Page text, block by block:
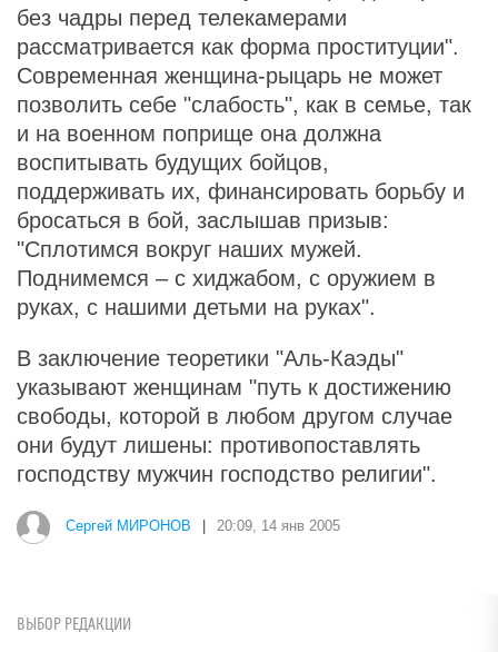
без чадры перед телекамерами
рассматривается как форма проституции".
Современная женщина-рыцарь не может
позволить себе "слабость", как в семье, так
и на военном поприще она должна
воспитывать будущих бойцов,
поддерживать их, финансировать борьбу и
бросаться в бой, заслышав призыв:
"Сплотимся вокруг наших мужей.
Поднимемся – с хиджабом, с оружием в
руках, с нашими детьми на руках".
В заключение теоретики "Аль-Каэды"
указывают женщинам "путь к достижению
свободы, которой в любом другом случае
они будут лишены: противопоставлять
господству мужчин господство религии".
Сергей МИРОНОВ 20:09, 14 янв 2005
ВЫБОР РЕДАКЦИИ